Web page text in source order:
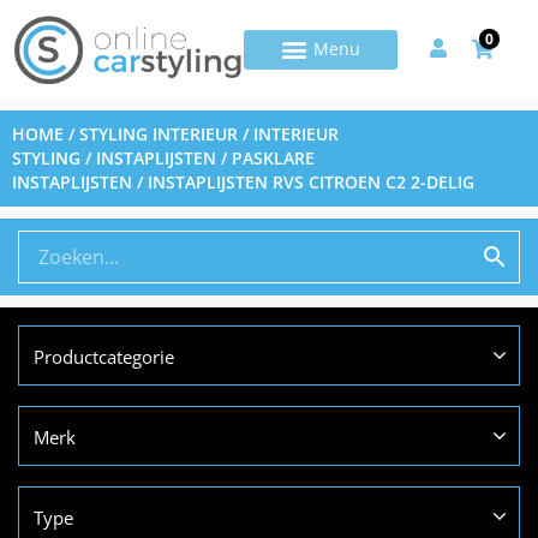
0
HOME /STYLING INTERIEUR / INTERIEUR
STYLING / INSTAPLIJSTEN / PASKLARE
INSTAPLIJSTEN / INSTAPLIJSTEN RVS CITROEN C2 2-DELIG
Productcategorie
Merk
Type